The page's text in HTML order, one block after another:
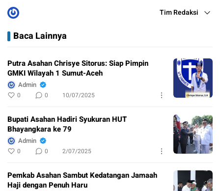
Tim Redaksi
Baca Lainnya
Putra Asahan Chrisye Sitorus: Siap Pimpin
GMKI Wilayah 1 Sumut-Aceh
Admin
0 0 10/07/2025
Bupati Asahan Hadiri Syukuran HUT
Bhayangkara ke 79
Admin
0 0 2/07/2025
Pemkab Asahan Sambut Kedatangan Jamaah
Haji dengan Penuh Haru